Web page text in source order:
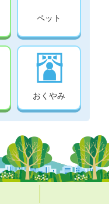
ペット
おくやみ